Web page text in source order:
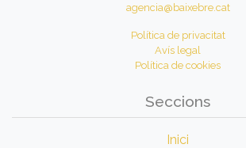
agencia@baixebre.cat
Política de privacitat
Avís legal
Política de cookies
Seccions
Inici